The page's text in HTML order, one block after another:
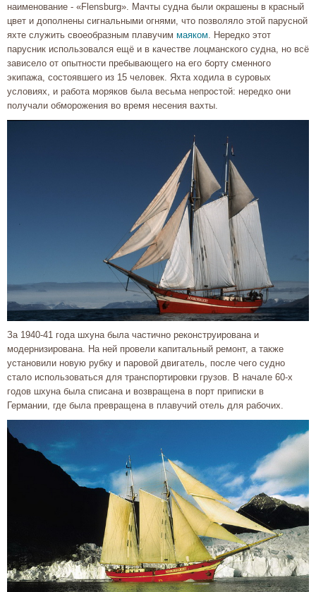
наименование - «Flensburg». Мачты судна были окрашены в красный
цвет и дополнены сигнальными огнями, что позволяло этой парусной
яхте служить своеобразным плавучим маяком . Нередко этот
парусник использовался ещё и в качестве лоцманского судна, но всё
зависело от опытности пребывающего на его борту сменного
экипажа, состоявшего из 15 человек. Яхта ходила в суровых
условиях, и работа моряков была весьма непростой: нередко они
получали обморожения во время несения вахты.
За 1940-41 года шхуна была частично реконструирована и
модернизирована. На ней провели капитальный ремонт, а также
установили новую рубку и паровой двигатель, после чего судно
стало использоваться для транспортировки грузов. В начале 60-х
годов шхуна была списана и возвращена в порт приписки в
Германии, где была превращена в плавучий отель для рабочих.